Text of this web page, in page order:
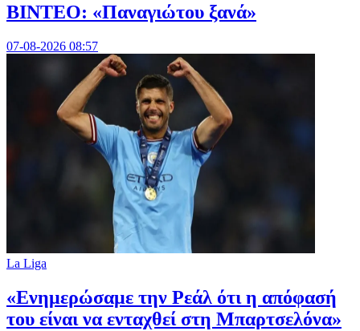
ΒΙΝΤΕΟ: «Παναγιώτου ξανά»
07-08-2026 08:57
La Liga
«Ενημερώσαμε την Ρεάλ ότι η απόφασή
του είναι να ενταχθεί στη Μπαρτσελόνα»